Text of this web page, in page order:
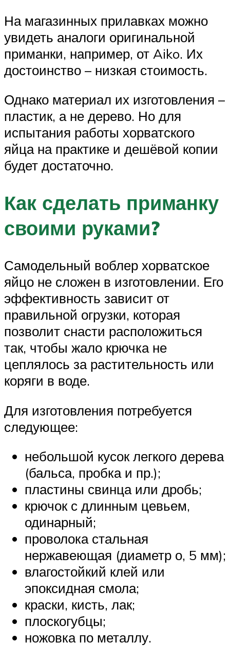
На магазинных прилавках можно
увидеть аналоги оригинальной
приманки, например, от Aiko. Их
достоинство – низкая стоимость.
Однако материал их изготовления –
пластик, а не дерево. Но для
испытания работы хорватского
яйца на практике и дешёвой копии
будет достаточно.
Как сделать приманку
своими руками?
Самодельный воблер хорватское
яйцо не сложен в изготовлении. Его
эффективность зависит от
правильной огрузки, которая
позволит снасти расположиться
так, чтобы жало крючка не
цеплялось за растительность или
коряги в воде.
Для изготовления потребуется
следующее:
небольшой кусок легкого дерева
(бальса, пробка и пр.);
пластины свинца или дробь;
крючок с длинным цевьем,
одинарный;
проволока стальная
нержавеющая (диаметр о, 5 мм);
влагостойкий клей или
эпоксидная смола;
краски, кисть, лак;
плоскогубцы;
ножовка по металлу.